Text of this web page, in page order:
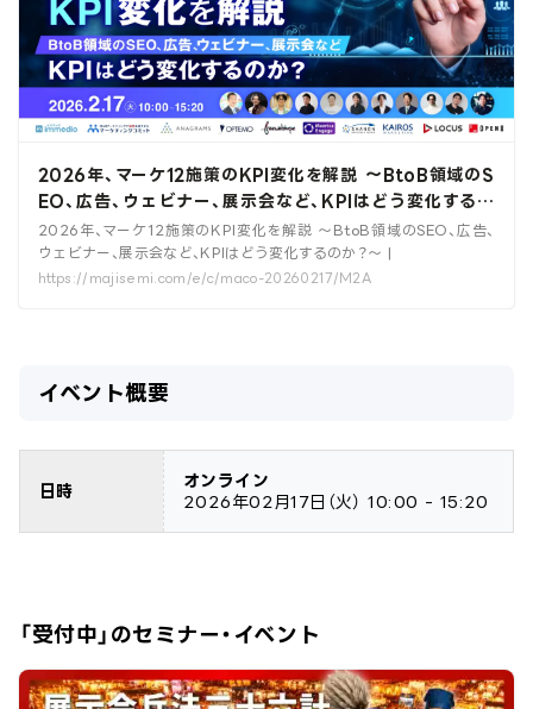
2026年、マーケ12施策のKPI変化を解説 ～BtoB領域のS
EO、広告、ウェビナー、展示会など、KPIはどう変化するの
か？～ |
2026年、マーケ12施策のKPI変化を解説 ～BtoB領域のSEO、広告、
ウェビナー、展示会など、KPIはどう変化するのか？～ |
https://majisemi.com/e/c/maco-20260217/M2A
イベント概要
日時
オンライン
2026年02月17日 （火） 10:00 - 15:20
「受付中」のセミナー・イベント